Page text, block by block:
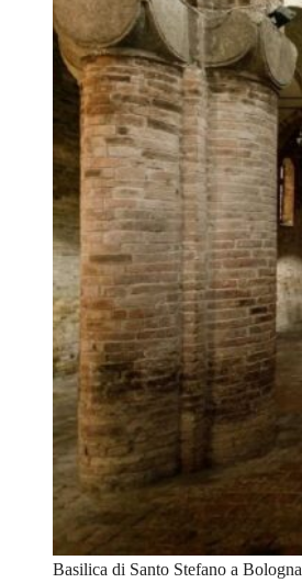
Basilica di Santo Stefano a Bologna